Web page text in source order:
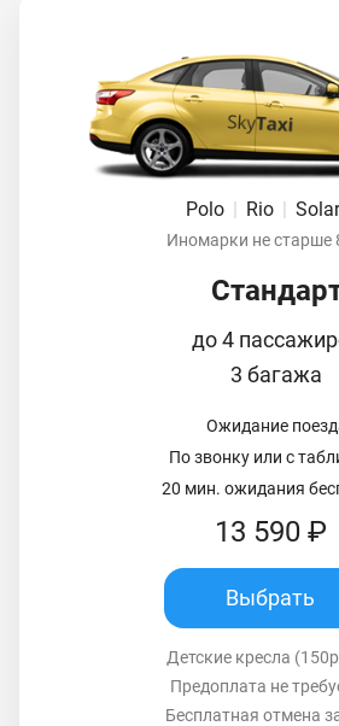
Polo | Rio |
Иномарки не старше
до 4
3 багажа
Ожидание
По звонку или с
20 мин. ожидания
13 590 ₽
Выбрать
Детские кресла
Предоплата не
Бесплатная отмена